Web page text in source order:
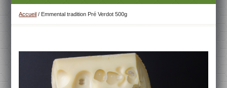
Accueil / Emmental tradition Pré Verdot 500g